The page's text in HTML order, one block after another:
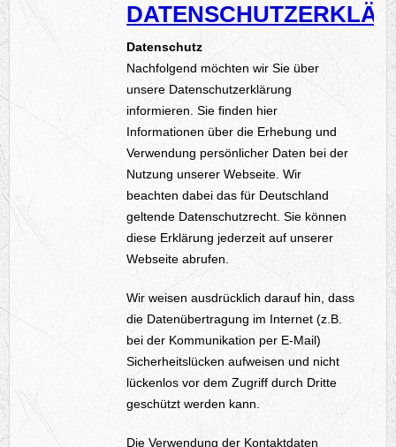
Datenschutz
Nachfolgend möchten wir Sie über
unsere Datenschutzerklärung
informieren. Sie finden hier
Informationen über die Erhebung und
Verwendung persönlicher Daten bei der
Nutzung unserer Webseite. Wir
beachten dabei das für Deutschland
geltende Datenschutzrecht. Sie können
diese Erklärung jederzeit auf unserer
Webseite abrufen.
Wir weisen ausdrücklich darauf hin, dass
die Datenübertragung im Internet (z.B.
bei der Kommunikation per E-Mail)
Sicherheitslücken aufweisen und nicht
lückenlos vor dem Zugriff durch Dritte
geschützt werden kann.
Die Verwendung der Kontaktdaten